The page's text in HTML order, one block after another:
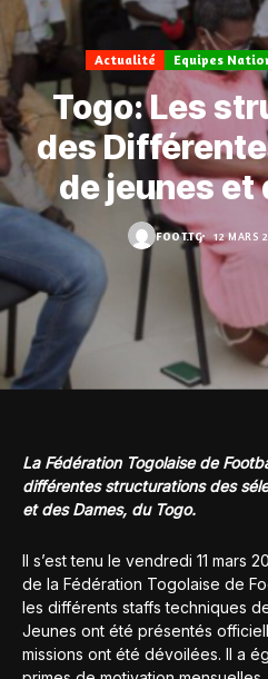
Actualité Equipes
Togo: Les
des
de jeunes et
FOOT.TG 12 MARS
La Fédération Togolaise de
différentes structurations des
et des Dames, du Togo.
Il s’est tenu le vendredi 11 mars
de la Fédération Togolaise de
les différents staffs techniques
Jeunes ont été présentés
missions ont été dévoilées. Il a